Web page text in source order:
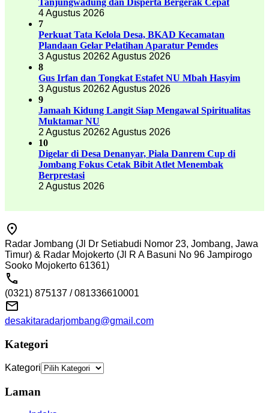
4 Agustus 2026
7
Perkuat Tata Kelola Desa, BKAD Kecamatan
Plandaan Gelar Pelatihan Aparatur Pemdes
3 Agustus 20262 Agustus 2026
8
Gus Irfan dan Tongkat Estafet NU Mbah Hasyim
3 Agustus 20262 Agustus 2026
9
Jamaah Kidung Langit Siap Mengawal Spiritualitas
Muktamar NU
2 Agustus 20262 Agustus 2026
10
Digelar di Desa Denanyar, Piala Danrem Cup di
Jombang Fokus Cetak Bibit Atlet Menembak
Berprestasi
2 Agustus 2026
Radar Jombang (Jl Dr Setiabudi Nomor 23, Jombang, Jawa
Timur) & Radar Mojokerto (Jl R A Basuni No 96 Jampirogo
Sooko Mojokerto 61361)
(0321) 875137 / 081336610001
desakitaradarjombang@gmail.com
Kategori
Kategori
Laman